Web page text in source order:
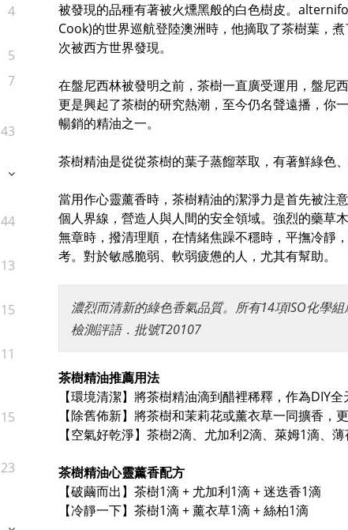
4
5
7
43
44
13
15
11
15
23
被發現的品種有著被火燻黑般的白色樹皮。
Cook)的世界巡航登陸澳洲時，他摘取了茶樹葉，
次被西方世界發現。
在盤尼西林被發明之前，茶樹一直廣受運用，盤尼
更是興起了茶樹的研究熱潮，至今仍名聲遠播，你
暢銷的精油之一。
茶樹精油是從從茶樹的葉子蒸餾萃取，有著鮮綠色
當用作心靈薰香時，茶樹精油的潔淨力是首先被注
個人界線，營造人與人間的安全領域。強烈的藥草
無章時，撥清理順，在情緒焦躁不穩時，平撫冷靜
考。對於敏感脆弱、軟弱疲憊的人，尤其有幫助。
濃烈而清新的綠色香氣品質。所有14項ISO化學
檢測評語．批號T20107
茶樹精油推薦用法
【環境清潔】將茶樹精油滴到醋裡稀釋，作為DIY全
【除舊佈新】將茶樹和茉莉花或薰衣草一同擴香，
【空氣好乾淨】茶樹2滴、尤加利2滴、萊姆1滴、薄
茶樹精油心靈薰香配方
【破繭而出】茶樹1滴 + 尤加利1滴 + 迷迭香1滴
【冷靜一下】茶樹1滴 + 薰衣草1滴 + 絲柏1滴